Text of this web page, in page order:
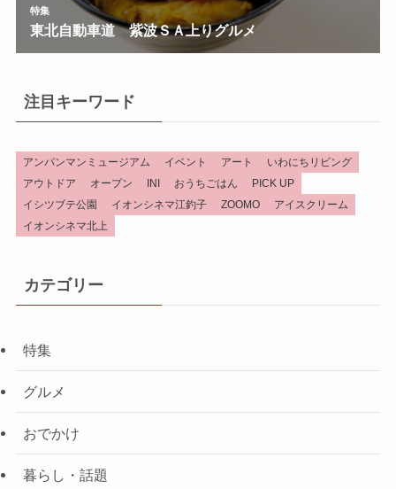
注目キーワード
アンパンマンミュージアム イベント アート
いわにちリビング
アウトドア
オープン INI おうちごはん
PICK UP
イシツブテ公園
イオンシネマ江釣子 ZOOMO
アイスクリーム
イオンシネマ北上
カテゴリー
特集
グルメ
おでかけ
暮らし・話題